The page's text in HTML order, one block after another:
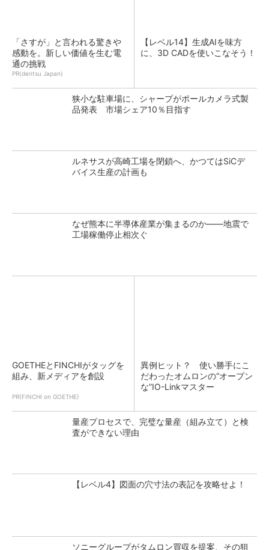
「さすが」と言われる驚きや
感動を。新しい価値を生む電
通の挑戦
PR(dentsu Japan)
【レベル14】生成AIを味方
に、3D CADを使いこなそう！
狭小な駐車場に、シャープがポールカメラ式製
品発表 市場シェア10％目指す
ルネサスが高崎工場を閉鎖へ、かつてはSiCデ
バイス生産の計画も
なぜ熊本に半導体産業が集まるのか――地震で
工場稼働停止相次ぐ
GOETHEとFINCHIがタッグを
組み、新メディアを創設
PR(FINCHI on GOETHE)
異例ヒット？ 使い勝手にこ
だわったオムロンの“オープン
な”IO-Linkマスター
量産プロセスで、完璧な量産（組み立て）と検
査ができない理由
【レベル4】図面の穴寸法の表記を攻略せよ！
ソニーグループがタムロン買収を提案、その狙